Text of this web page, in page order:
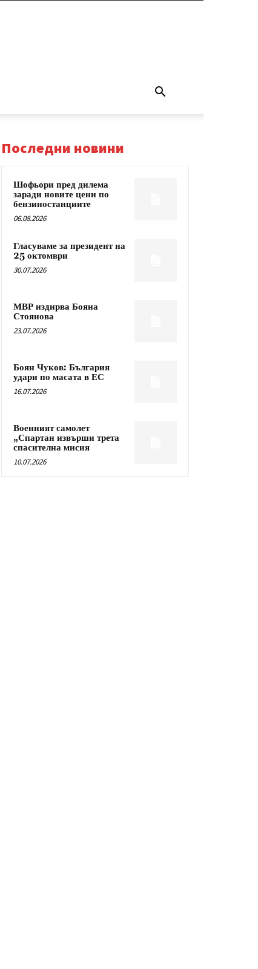
Последни новини
Шофьори пред дилема
заради новите цени по
бензиностанциите
06.08.2026
Гласуваме за президент на
25 октомври
30.07.2026
МВР издирва Бояна
Стоянова
23.07.2026
Боян Чуков: България
удари по масата в ЕС
16.07.2026
Военният самолет
„Спартан извърши трета
спасителна мисия
10.07.2026